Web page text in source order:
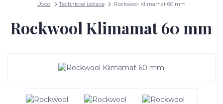
Úvod Technické izolace Rockwool Klimamat 60 mm
Rockwool Klimamat 60 mm